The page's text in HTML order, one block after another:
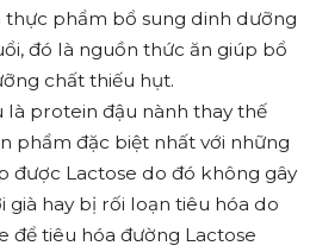
phẩm bổ sung dinh dưỡng
đó là nguồn thức ăn giúp bổ
chất thiếu hụt.
là protein đậu nành thay thế
phẩm đặc biệt nhất với những
được Lactose do đó không gây
già hay bị rối loạn tiêu hóa do
để tiêu hóa đường Lactose